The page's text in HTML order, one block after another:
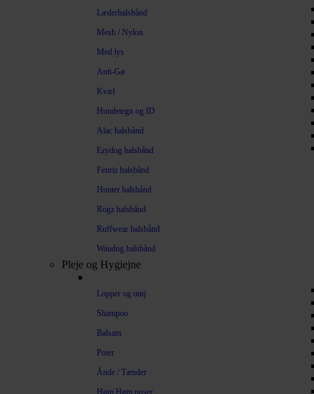
Læderhalsbånd
Mesh / Nylon
Med lys
Anti-Gø
Kvæl
Hundetegn og ID
Alac halsbånd
Ezydog halsbånd
Fenriz halsbånd
Hunter halsbånd
Rogz halsbånd
Ruffwear halsbånd
Waudog halsbånd
Pleje og Hygiejne
Lopper og utøj
Shampoo
Balsam
Poter
Ånde / Tænder
Høm Høm poser